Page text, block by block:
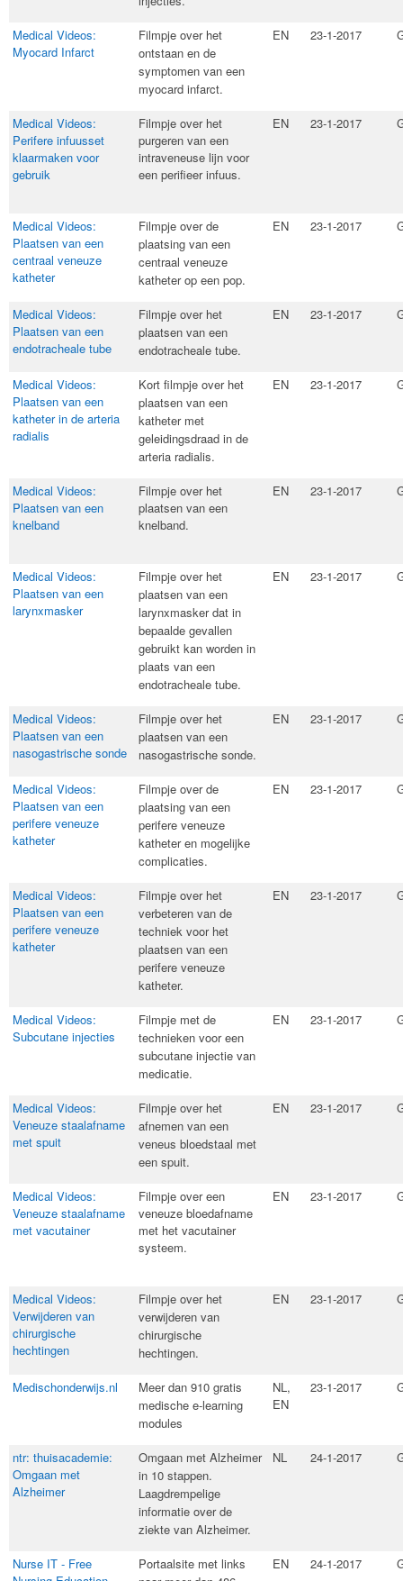
Medical Videos:
Myocard Infarct
​Filmpje over het
ontstaan en de
symptomen van een
myocard infarct.
EN 23-1-2017
Medical Videos:
Perifere infuusset
klaarmaken voor
gebruik
Filmpje over het
purgeren van een
intraveneuse lijn voor
een perifieer infuus.
EN 23-1-2017
Medical Videos:
Plaatsen van een
centraal veneuze
katheter
​Filmpje over de
plaatsing van een
centraal veneuze
katheter op een pop.
EN 23-1-2017
Medical Videos:
Plaatsen van een
endotracheale tube
​Filmpje over het
plaatsen van een
endotracheale tube.
EN 23-1-2017
Medical Videos:
Plaatsen van een
katheter in de arteria
radialis
Kort filmpje over het
plaatsen van een
katheter met
geleidingsdraad in de
arteria radialis.​
EN 23-1-2017
Medical Videos:
Plaatsen van een
knelband
Filmpje over het
plaatsen van een
knelband.
EN 23-1-2017
Medical Videos:
Plaatsen van een
larynxmasker
​Filmpje over het
plaatsen van een
larynxmasker dat in
bepaalde gevallen
gebruikt kan worden in
plaats van een
endotracheale tube.
EN 23-1-2017
Medical Videos:
Plaatsen van een
nasogastrische sonde
​Filmpje over het
plaatsen van een
nasogastrische sonde.
EN 23-1-2017
Medical Videos:
Plaatsen van een
perifere veneuze
katheter
​Filmpje over de
plaatsing van een
perifere veneuze
katheter en mogelijke
complicaties.
EN 23-1-2017
Medical Videos:
Plaatsen van een
perifere veneuze
katheter
​Filmpje over het
verbeteren van de
techniek voor het
plaatsen van een
perifere veneuze
katheter.
EN 23-1-2017
Medical Videos:
Subcutane injecties
Filmpje met de
technieken voor een
subcutane injectie van
medicatie.​
EN 23-1-2017
Medical Videos:
Veneuze staalafname
met spuit
​Filmpje over het
afnemen van een
veneus bloedstaal met
een spuit.
EN 23-1-2017
Medical Videos:
Veneuze staalafname
met vacutainer
Filmpje over een
veneuze bloedafname
met het vacutainer
systeem.
EN 23-1-2017
Medical Videos:
Verwijderen van
chirurgische
hechtingen
​Filmpje over het
verwijderen van
chirurgische
hechtingen.
EN 23-1-2017
Medischonderwijs.nl
​Meer dan 910 gratis
medische e-learning
modules
NL,
EN
23-1-2017
ntr: thuisacademie:
Omgaan met
Alzheimer
​Omgaan met Alzheimer
in 10 stappen.
Laagdrempelige
informatie over de
ziekte van Alzheimer.
NL 24-1-2017
Nurse IT - Free
​Portaalsite met links
EN 24-1-2017